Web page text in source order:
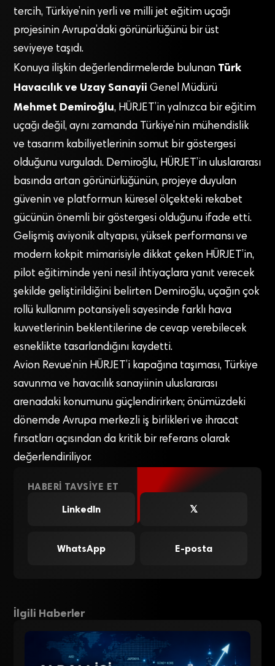
tercih, Türkiye’nin yerli ve milli jet eğitim uçağı
projesinin Avrupa’daki görünürlüğünü bir üst
seviyeye taşıdı.
Konuya ilişkin değerlendirmelerde bulunan Türk
Havacılık ve Uzay Sanayii Genel Müdürü
Mehmet Demiroğlu, HÜRJET’in yalnızca bir eğitim
uçağı değil, aynı zamanda Türkiye’nin mühendislik
ve tasarım kabiliyetlerinin somut bir göstergesi
olduğunu vurguladı. Demiroğlu, HÜRJET’in uluslararası
basında artan görünürlüğünün, projeye duyulan
güvenin ve platformun küresel ölçekteki rekabet
gücünün önemli bir göstergesi olduğunu ifade etti.
Gelişmiş aviyonik altyapısı, yüksek performansı ve
modern kokpit mimarisiyle dikkat çeken HÜRJET’in,
pilot eğitiminde yeni nesil ihtiyaçlara yanıt verecek
şekilde geliştirildiğini belirten Demiroğlu, uçağın çok
rollü kullanım potansiyeli sayesinde farklı hava
kuvvetlerinin beklentilerine de cevap verebilecek
esneklikte tasarlandığını kaydetti.
Avion Revue’nin HÜRJET’i kapağına taşıması, Türkiye
savunma ve havacılık sanayiinin uluslararası
arenadaki konumunu güçlendirirken; önümüzdeki
dönemde Avrupa merkezli iş birlikleri ve ihracat
fırsatları açısından da kritik bir referans olarak
değerlendiriliyor.
HABERI TAVSIYE ET
LinkedIn
𝕏
WhatsApp E-posta
İlgili Haberler